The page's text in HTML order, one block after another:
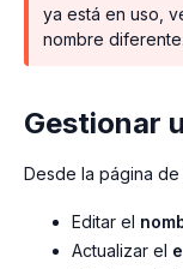
ya está en uso,
nombre diferente.
Gestionar
Desde la página de
Editar el
Actualizar el